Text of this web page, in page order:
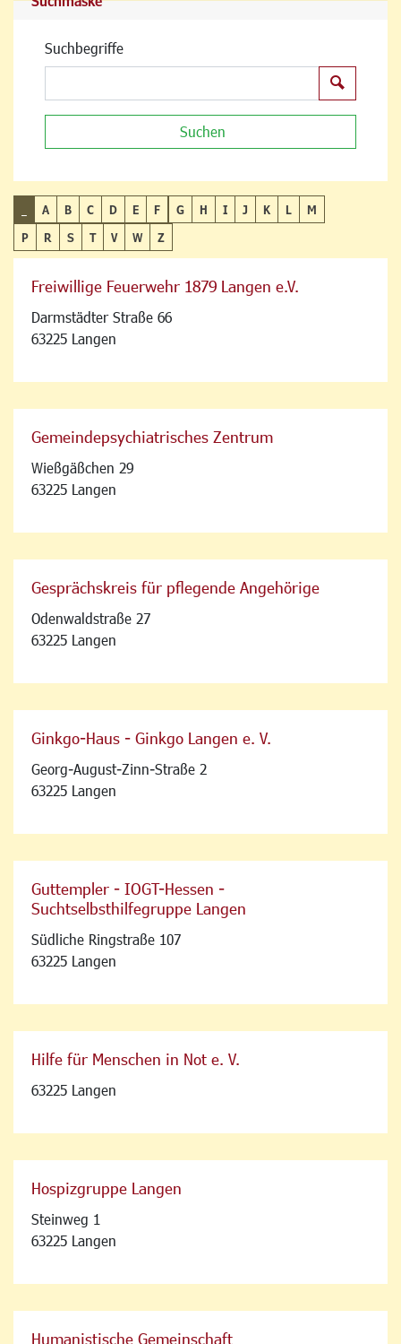
Suchbegriffe
Suchen
A B C D E F G H I J K L
M
P
R S T V W Z
Freiwillige Feuerwehr 1879 Langen e.V.
Darmstädter Straße 66
63225 Langen
Gemeindepsychiatrisches Zentrum
Wießgäßchen 29
63225 Langen
Gesprächskreis für pflegende Angehörige
Odenwaldstraße 27
63225 Langen
Ginkgo-Haus - Ginkgo Langen e. V.
Georg-August-Zinn-Straße 2
63225 Langen
Guttempler - IOGT-Hessen -
Suchtselbsthilfegruppe Langen
Südliche Ringstraße 107
63225 Langen
Hilfe für Menschen in Not e. V.
63225 Langen
Hospizgruppe Langen
Steinweg 1
63225 Langen
Humanistische Gemeinschaft